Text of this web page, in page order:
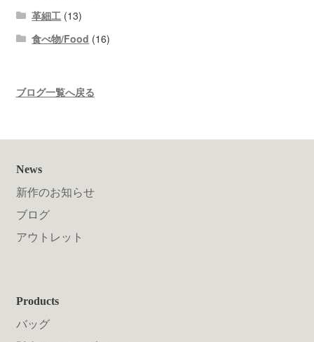
革細工 (13)
食べ物/Food (16)
ブログ一覧へ戻る
News
新作のお知らせ
ブログ
アウトレット
Products
バッグ